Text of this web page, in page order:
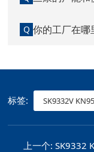
Q 你的工厂在哪
标签: SK9332V KN95
上一个:SK9332